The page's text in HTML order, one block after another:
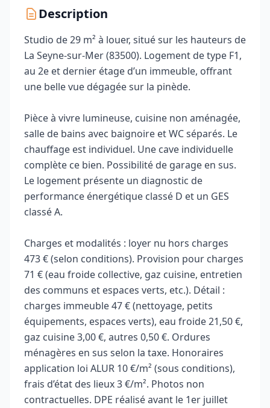
Description
Studio de 29 m² à louer, situé sur les hauteurs de
La Seyne-sur-Mer (83500). Logement de type F1,
au 2e et dernier étage d’un immeuble, offrant
une belle vue dégagée sur la pinède.
Pièce à vivre lumineuse, cuisine non aménagée,
salle de bains avec baignoire et WC séparés. Le
chauffage est individuel. Une cave individuelle
complète ce bien. Possibilité de garage en sus.
Le logement présente un diagnostic de
performance énergétique classé D et un GES
classé A.
Charges et modalités : loyer nu hors charges
473 € (selon conditions). Provision pour charges
71 € (eau froide collective, gaz cuisine, entretien
des communs et espaces verts, etc.). Détail :
charges immeuble 47 € (nettoyage, petits
équipements, espaces verts), eau froide 21,50 €,
gaz cuisine 3,00 €, autres 0,50 €. Ordures
ménagères en sus selon la taxe. Honoraires
application loi ALUR 10 €/m² (sous conditions),
frais d’état des lieux 3 €/m². Photos non
contractuelles. DPE réalisé avant le 1er juillet